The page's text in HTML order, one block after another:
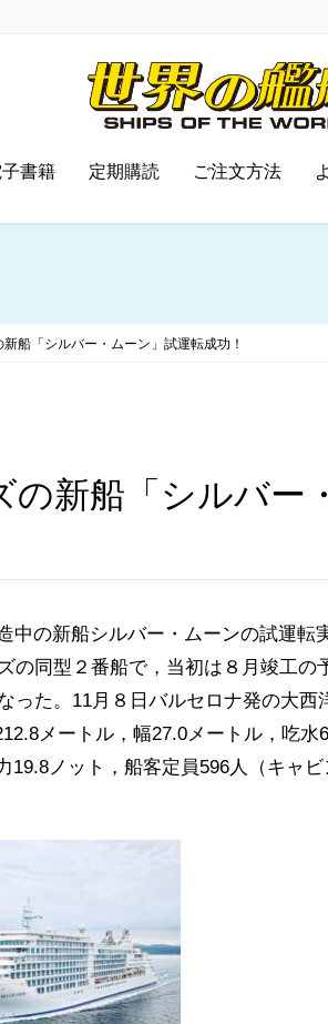
書籍 定期購読 ご注文方法
船「シルバー・ムーン」試運転成功！
の新船シルバー・ムーンの試運転
の同型２番船で，当初は８月竣工の
った。11月８日バルセロナ発の大西
メートル，幅27.0メートル，吃水
ノット，船客定員596人（キャビ